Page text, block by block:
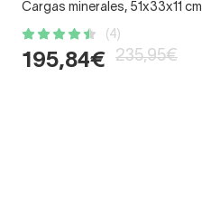
Cargas minerales, 51x33x11 cm
(4)
195,84€ 235,95€